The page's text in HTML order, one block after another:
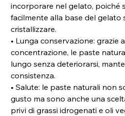
incorporare nel gelato, poiché
facilmente alla base del gelato
cristallizzare.
• Lunga conservazione: grazie
concentrazione, le paste
lungo senza deteriorarsi,
consistenza.
• Salute: le paste naturali non
gusto ma sono anche una
privi di grassi idrogenati e oli